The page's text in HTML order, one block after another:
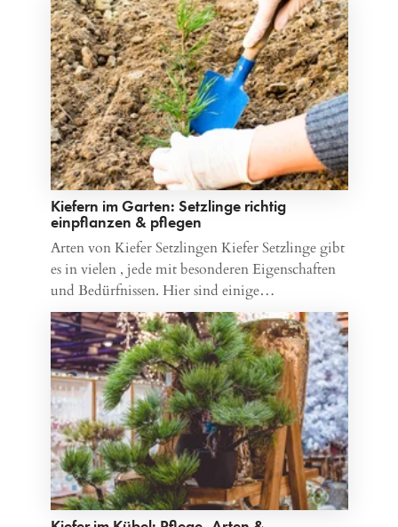
Kiefern im Garten: Setzlinge richtig
einpflanzen & pflegen
Arten von Kiefer Setzlingen Kiefer Setzlinge gibt
es in vielen , jede mit besonderen Eigenschaften
und Bedürfnissen. Hier sind einige…